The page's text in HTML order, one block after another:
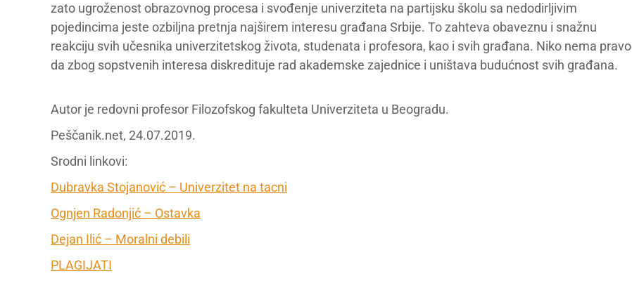
zato ugroženost obrazovnog procesa i svođenje univerziteta na partijsku školu sa nedodirljivim
pojedincima jeste ozbiljna pretnja najširem interesu građana Srbije. To zahteva obaveznu i snažnu
reakciju svih učesnika univerzitetskog života, studenata i profesora, kao i svih građana. Niko nema pravo
da zbog sopstvenih interesa diskredituje rad akademske zajednice i uništava budućnost svih građana.
Autor je redovni profesor Filozofskog fakulteta Univerziteta u Beogradu.
Peščanik.net, 24.07.2019.
Srodni linkovi:
Dubravka Stojanović – Univerzitet na tacni
Ognjen Radonjić – Ostavka
Dejan Ilić – Moralni debili
PLAGIJATI